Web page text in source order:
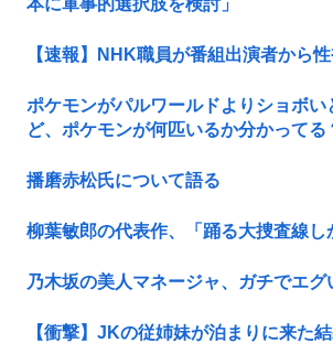
【速報】NHK職員が番組出演者から
ポケモンがパルワールドよりショボい
ど、ポケモンが何匹いるか分かってる
播磨赤松氏について語る
柳葉敏郎の代表作、「踊る大捜査線し
乃木坂の美人マネージャ、ガチでエグ
【衝撃】JKの従姉妹が泊まりに来た